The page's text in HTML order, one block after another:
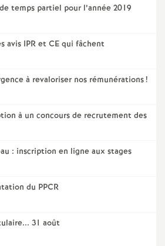
T
o
u
r
temps partiel pour l’année 2019
avis IPR et CE qui fâchent
à revaloriser nos rémunérations!
à un concours de recrutement des
: inscription en ligne aux stages
du PPCR
31 août